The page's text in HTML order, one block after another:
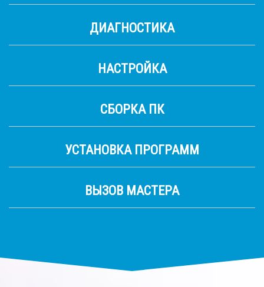
ДИАГНОСТИКА
НАСТРОЙКА
СБОРКА ПК
УСТАНОВКА ПРОГРАММ
ВЫЗОВ МАСТЕРА